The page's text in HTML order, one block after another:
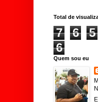
Total de
7 6 5
6
Quem sou eu